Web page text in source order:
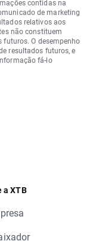
contidas na
de marketing
relativos aos
não constituem
O desempenho
resultados futuros, e
fá-lo
a XTB